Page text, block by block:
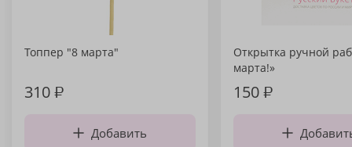
Топпер "8 марта"
310₽
Добавить
Открытка ручной
марта!»
150₽